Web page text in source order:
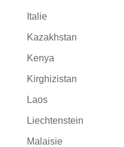
Italie
Kazakhstan
Kenya
Kirghizistan
Laos
Liechtenstein
Malaisie